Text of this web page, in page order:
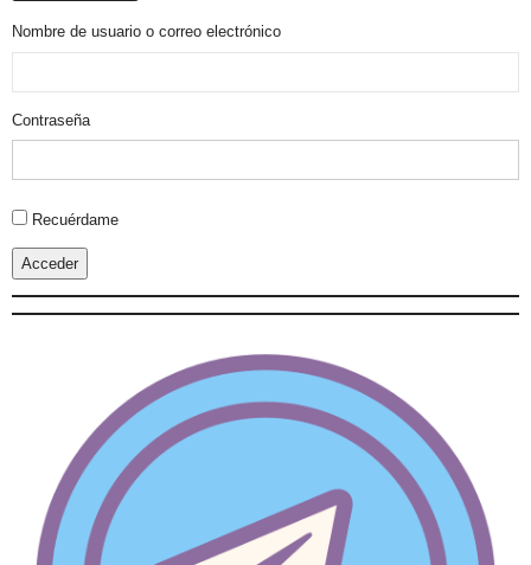
Nombre de usuario o correo electrónico
Contraseña
Alternative:
Recuérdame
Acceder